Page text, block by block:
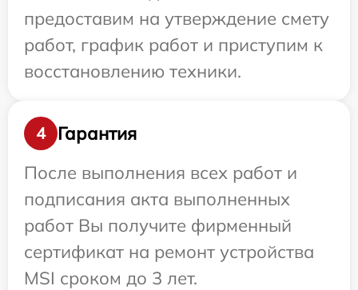
предоставим на утверждение смету
работ, график работ и приступим к
восстановлению техники.
4
Гарантия
После выполнения всех работ и
подписания акта выполненных
работ Вы получите фирменный
сертификат на ремонт устройства
MSI сроком до 3 лет.